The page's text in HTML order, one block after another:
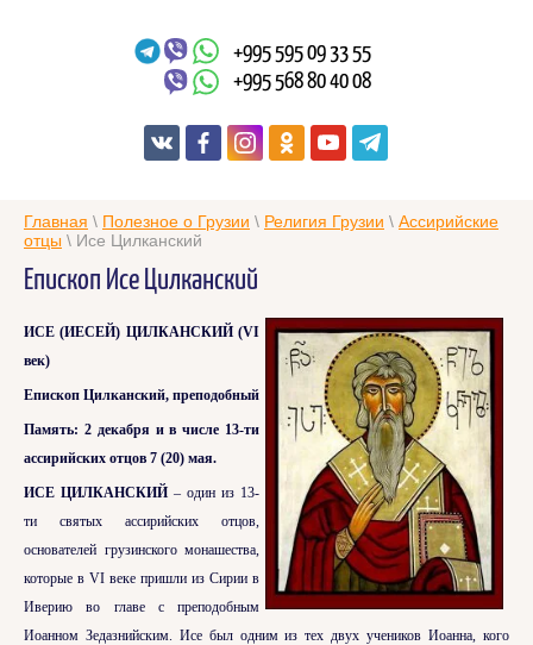
+995 595 09 33 55
+995 568 80 40 08
Главная \ Полезное о Грузии \ Религия Грузии \ Ассирийские
отцы \ Исе Цилканский
Епископ Исе Цилканский
ИСЕ (ИЕСЕЙ) ЦИЛКАНСКИЙ (VI
век)
Епископ Цилканский, преподобный
Память: 2 декабря и в числе 13-ти
ассирийских отцов 7 (20) мая.
ИСЕ ЦИЛКАНСКИЙ – один из 13-
ти святых ассирийских отцов,
основателей грузинского монашества,
которые в VI веке пришли из Сирии в
Иверию во главе с преподобным
Иоанном Зедазнийским. Исе был одним из тех двух учеников Иоанна, кого